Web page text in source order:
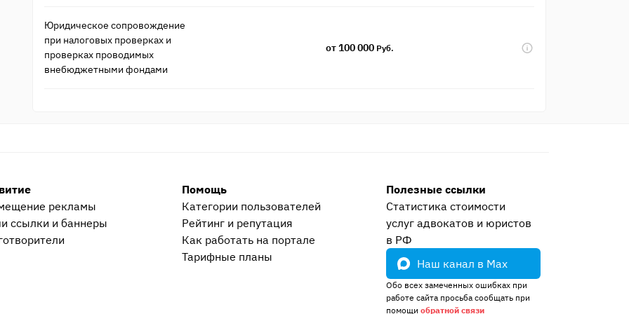
Юридическое сопровождение
при налоговых проверках и
проверках проводимых
внебюджетными фондами
от 100 000 Руб.
рекламы
ссылки и баннеры
Помощь
Категории пользователей
Рейтинг и репутация
Как работать на портале
Тарифные планы
Полезные ссылки
Статистика стоимости
услуг адвокатов и юристов
в РФ
Наш канал в Max
Обо всех замеченных ошибках при
работе сайта просьба сообщать при
помощи обратной связи